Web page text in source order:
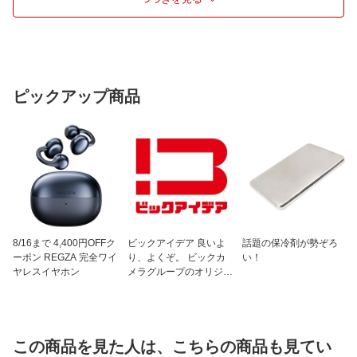
税計算キー
税込、税抜
付属品
アルカリボタン電池1個（本体内蔵）、
取扱説明書、税率設定シール
ピックアップ商品
8/16まで 4,400円OFFク
ーポン REGZA 完全ワイ
ヤレスイヤホン
ビックアイデア 良いよ
り、よくぞ。 ビックカ
メラグループのオリジナ
話題の保冷剤が勢ぞろ
い！
この商品を見た人は、こちらの商品も見てい